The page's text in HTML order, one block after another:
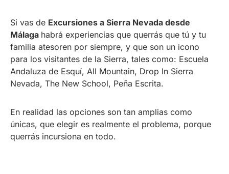
Si vas de Excursiones a Sierra Nevada desde
Málaga habrá experiencias que querrás que tú y tu
familia atesoren por siempre, y que son un icono
para los visitantes de la Sierra, tales como: Escuela
Andaluza de Esquí, All Mountain, Drop In Sierra
Nevada, The New School, Peña Escrita.
En realidad las opciones son tan amplias como
únicas, que elegir es realmente el problema, porque
querrás incursiona en todo.